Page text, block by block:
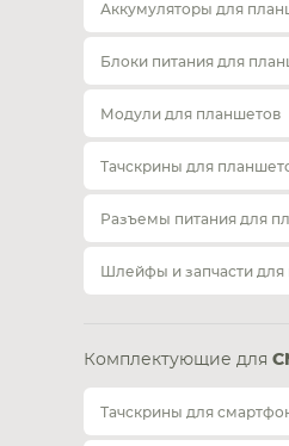
Аккумуляторы для
Блоки питания для
Модули для планшетов
Тачскрины для
Разъемы питания для
Шлейфы и запчасти
Комплектующие для
Тачскрины для